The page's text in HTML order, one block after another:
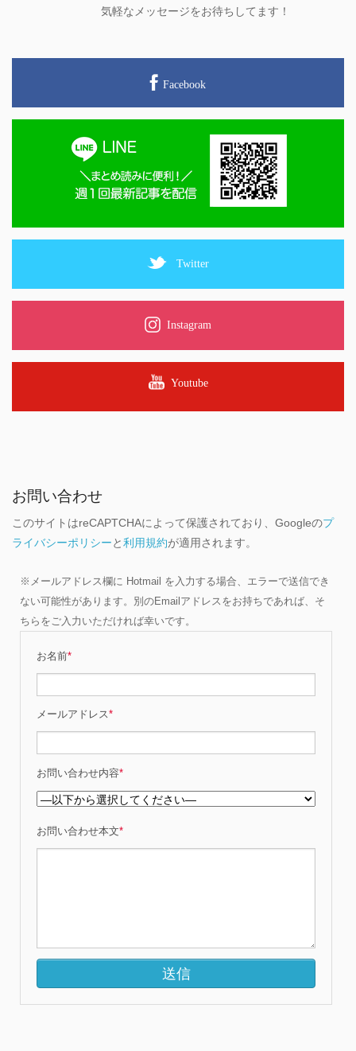
気軽なメッセージをお待ちしてます！
Facebook
Twitter
Instagram
Youtube
お問い合わせ
このサイトはreCAPTCHAによって保護されており、Googleのプ
ライバシーポリシーと利用規約が適用されます。
※メールアドレス欄に Hotmail を入力する場合、エラーで送信でき
ない可能性があります。別のEmailアドレスをお持ちであれば、そ
ちらをご入力いただければ幸いです。
お名前*
メールアドレス*
お問い合わせ内容*
お問い合わせ本文*